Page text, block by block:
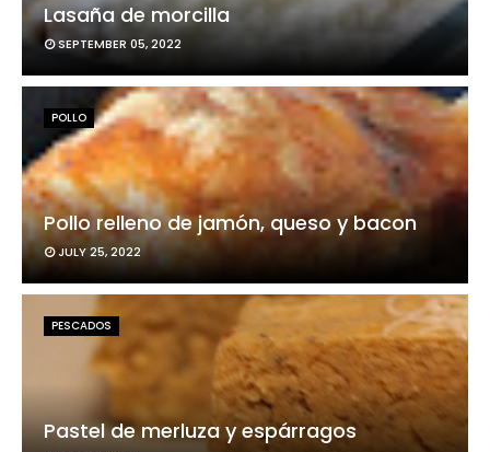
Lasaña de morcilla
SEPTEMBER 05, 2022
POLLO
Pollo relleno de jamón, queso y bacon
JULY 25, 2022
PESCADOS
Pastel de merluza y espárragos